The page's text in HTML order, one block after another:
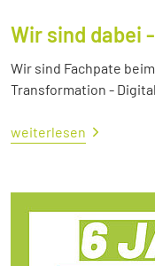
Wir sind dabei
Wir sind Fachpate
Transformation -
weiterlesen